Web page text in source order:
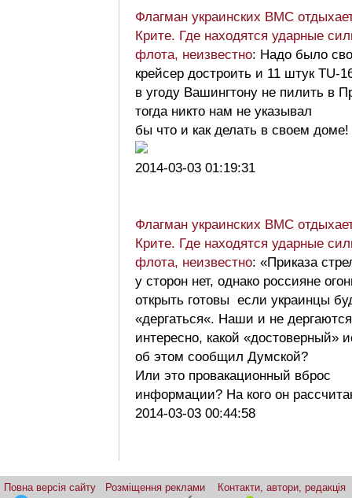
Флагман украинских ВМС
Крите. Где находятся ударные
флота, неизвестно: Надо было
крейсер достроить и 11 штук TU-
в угоду Вашингтону не пилить в
тогда никто нам не указывал
бы что и как делать в своем доме!
2014-03-03 01:19:31
Флагман украинских ВМС
Крите. Где находятся ударные
флота, неизвестно: «Приказа
у сторон нет, однако россияне
открыть готовы если украинцы
«дергаться«. Наши и не
интересно, какой «достоверный»
об этом сообщил Думской?
Или это провакационный вброс
информации? На кого он
2014-03-03 00:44:58
Повна версія сайту Розміщення реклами
Контакти, автори, редакція